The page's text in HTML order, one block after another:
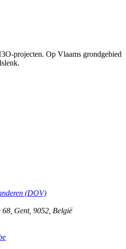
projecten. Op Vlaams grondgebied
(DOV)
68, Gent, 9052, België